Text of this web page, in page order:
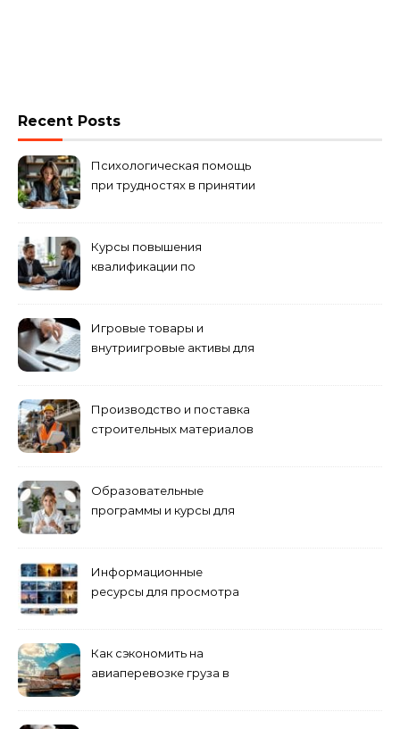
Recent Posts
Психологическая помощь
при трудностях в принятии
Курсы повышения
квалификации по
Игровые товары и
внутриигровые активы для
приобретения
Производство и поставка
строительных материалов
Образовательные
программы и курсы для
Информационные
ресурсы для просмотра
Как сэкономить на
авиаперевозке груза в